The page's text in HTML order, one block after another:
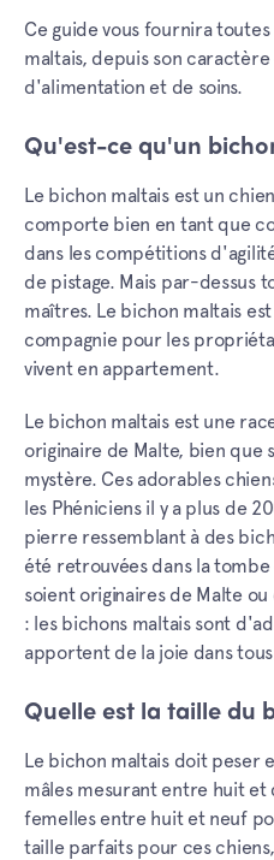
Ce guide vous fournira
maltais, depuis son
d'alimentation et de soins.
Qu'est-ce qu'un
Le bichon maltais est un
comporte bien en tant que
dans les compétitions
de pistage. Mais par-dessus
maîtres. Le bichon maltais
compagnie pour les
vivent en appartement.
Le bichon maltais est une
originaire de Malte, bien que
mystère. Ces adorables
les Phéniciens il y a plus de
pierre ressemblant à des
été retrouvées dans la
soient originaires de Malte
: les bichons maltais sont
apportent de la joie dans
Quelle est la taille du
Le bichon maltais doit peser
mâles mesurant entre huit et
femelles entre huit et neuf
taille parfaits pour ces